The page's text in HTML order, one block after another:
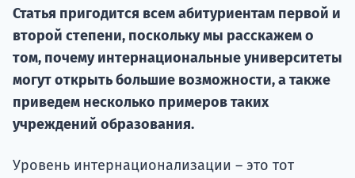
Статья пригодится всем абитуриентам первой и
второй степени, поскольку мы расскажем о
том, почему интернациональные университеты
могут открыть большие возможности, а также
приведем несколько примеров таких
учреждений образования.
Уровень интернационализации – это тот